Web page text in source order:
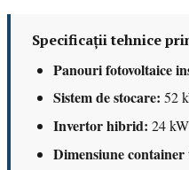
Specificații tehnice
Panouri fotovoltaice
Sistem de stocare: 52
Invertor hibrid: 24 kW
Dimensiune